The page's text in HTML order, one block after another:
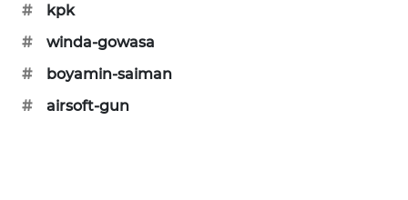
#
kpk
#
winda-gowasa
#
boyamin-saiman
#
airsoft-gun
GARONGGANG
NEWS
FISUELRI